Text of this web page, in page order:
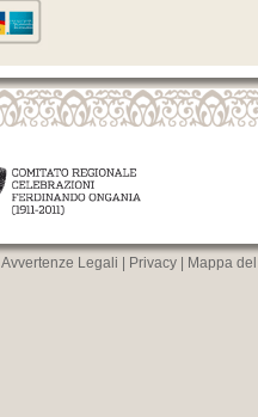
Avvertenze Legali Privacy Mappa